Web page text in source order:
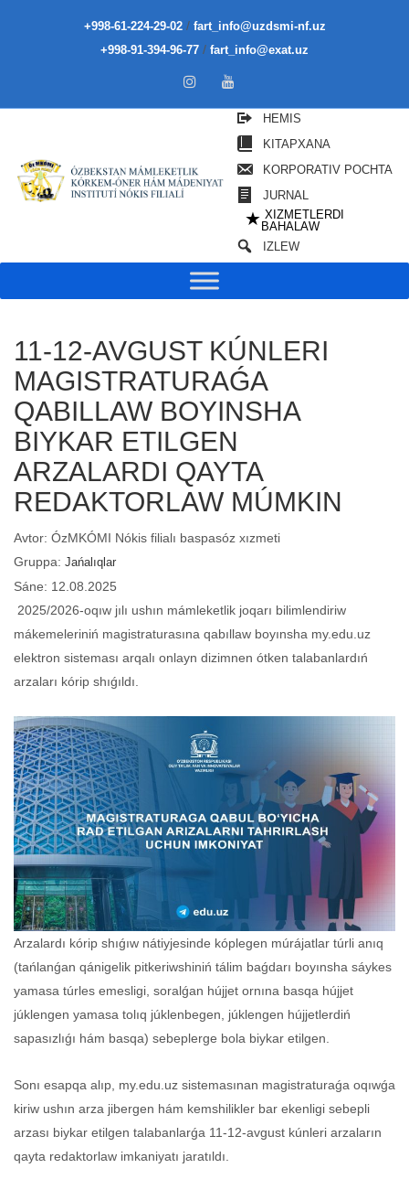
+998-61-224-29-02/ fart_info@uzdsmi-nf.uz
+998-91-394-96-77 / fart_info@exat.uz
HEMIS
KITAPXANA
KORPORATIV POCHTA
JURNAL
★ XIZMETLERDI
BAHALAW
IZLEW
11-12-AVGUST KÚNLERI
MAGISTRATURAǴA
QABILLAW BOYINSHA
BIYKAR ETILGEN
ARZALARDI QAYTA
REDAKTORLAW MÚMKIN
Avtor: ÓzMKÓMI Nókis filialı baspasóz xızmeti
Gruppa: Jańalıqlar
Sáne: 12.08.2025
2025/2026-oqıw jılı ushın mámleketlik joqarı bilimlendiriw
mákemeleriniń magistraturasına qabıllaw boyınsha my.edu.uz
elektron sisteması arqalı onlayn dizimnen ótken talabanlardıń
arzaları kórip shıǵıldı.
Arzalardı kórip shıǵıw nátiyjesinde kóplegen múrájatlar túrli anıq
(tańlanǵan qánigelik pitkeriwshiniń tálim baǵdarı boyınsha sáykes
yamasa túrles emesligi, soralǵan hújjet ornına basqa hújjet
júklengen yamasa tolıq júklenbegen, júklengen hújjetlerdiń
sapasızlıǵı hám basqa) sebeplerge bola biykar etilgen.
Sonı esapqa alıp, my.edu.uz sistemasınan magistraturaǵa oqıwǵa
kiriw ushın arza jibergen hám kemshilikler bar ekenligi sebepli
arzası biykar etilgen talabanlarǵa 11-12-avgust kúnleri arzaların
qayta redaktorlaw imkaniyatı jaratıldı.